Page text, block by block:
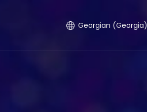
Georgian (Georgia)